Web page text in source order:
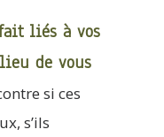
liés à vos
de vous
si ces
s’ils